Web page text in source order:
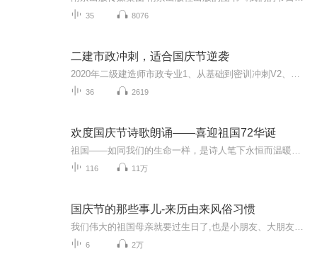
35 8076
二建市政冲刺，适合国庆节逆袭
36 2619
欢度国庆节诗歌朗诵——喜迎祖国72华诞
116 11万
国庆节的那些事儿-来历由来风俗习惯
6 2万